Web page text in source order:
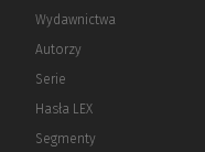
Wydawnictwa
Autorzy
Serie
Hasła LEX
Segmenty